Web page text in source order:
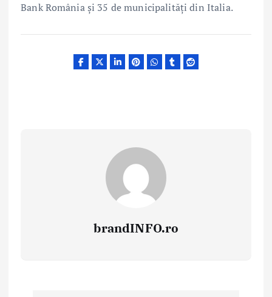
Bank România și 35 de municipalități din Italia.
brandINFO.ro